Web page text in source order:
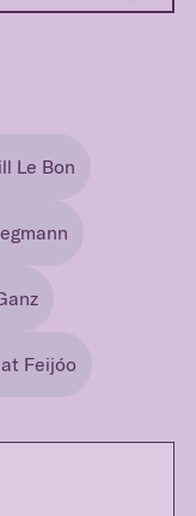
Le Bon
Feijóo